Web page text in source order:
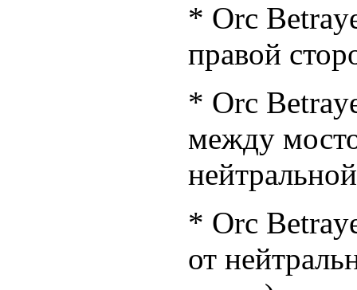
* Orc
правой
* Orc
между
* Orc
от